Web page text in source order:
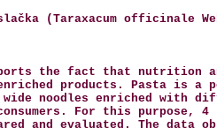
(Taraxacum officinale
the fact that nutrition
products. Pasta is a
noodles enriched with
For this
and evaluated. The data